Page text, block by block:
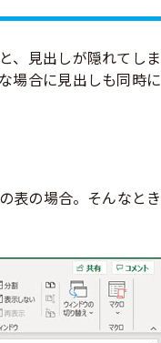
、見出しが隠れてしま
場合に見出しも同時に
表の場合。そんなとき